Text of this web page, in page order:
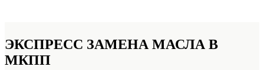
ЭКСПРЕСС ЗАМЕНА МАСЛА В
МКПП